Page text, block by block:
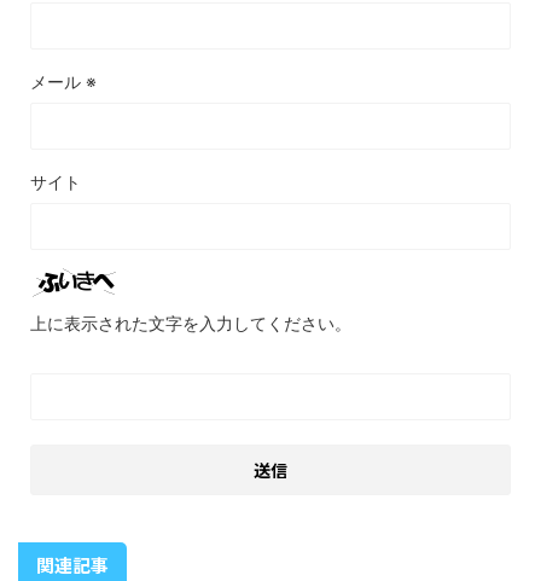
メール ※
サイト
上に表示された文字を入力してください。
関連記事